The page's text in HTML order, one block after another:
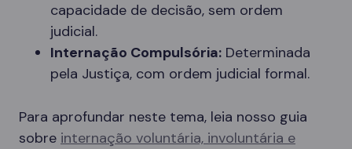
capacidade de decisão, sem ordem
judicial.
Internação Compulsória: Determinada
pela Justiça, com ordem judicial formal.
Para aprofundar neste tema, leia nosso guia
sobre internação voluntária, involuntária e